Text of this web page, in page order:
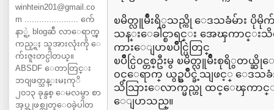
winhtein201@gmail.co
m ...................... က်ေ
နာ္ရဲ့ blogဆီ လာေရာက္ၾ
ကည့္ရႈ သူအားလုံးကို ေ
က်းဇူးတင္ပါတယ္။
ABSDF ေတာတြင္း
ဘ၀ျဖတ္သန္းမႈကုိ
၂၀၁၃ ခုနွစ္ ေမလမွာ စာ
အုပ္အျဖစ္ထုတ္ေ၀ခဲ့ပါတ
ၿမိတ္လူမ်ိဳးရိွသည္ကို ေဒသခံမ်ား ပို
သန္းေခါင္စာရင္း အေၾကာင္း
ကားေျပာၿပိဳင္ပြဲတြင္
ၿပိဳင္ပြဲ၀င္တစ္ဦးမွ ၿမိတ္လူမ်ိဳးစုရိွတ
၀င္ေရာက္ ယွဥ္ၿပိဳင္ခဲ့သျဖင့္ ေဒသ
သိသြားေလာက္မည္ဟု ထင္ေၾကာင္
ေျပာသည္။